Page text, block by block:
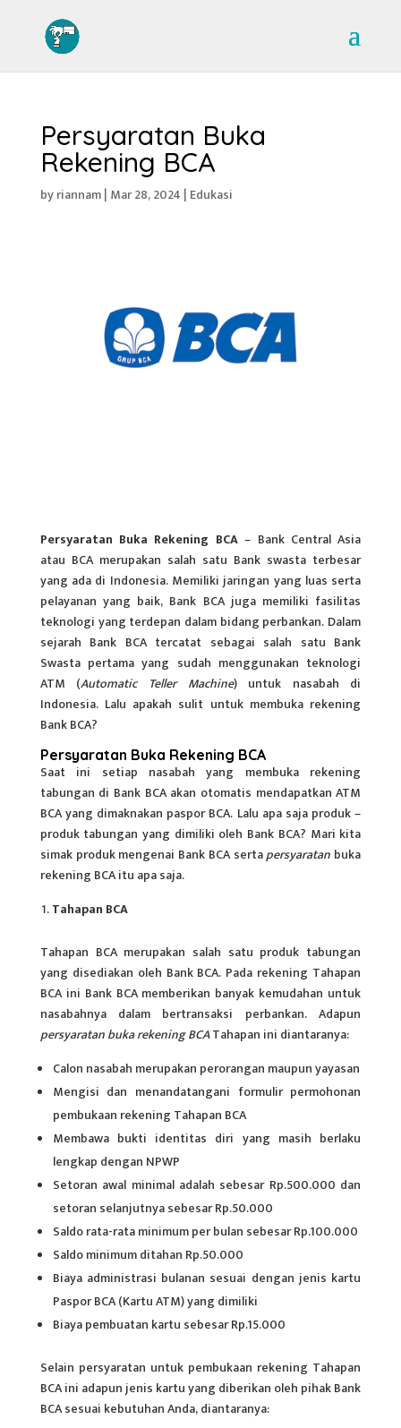
Persyaratan Buka
Rekening BCA
byriannam| Mar 28, 2024 | Edukasi
Persyaratan Buka Rekening BCA– Bank Central Asia
atau BCA merupakan salah satu Bank swasta terbesar
yang ada di Indonesia. Memiliki jaringan yang luas serta
pelayanan yang baik, Bank BCA juga memiliki fasilitas
teknologi yang terdepan dalam bidang perbankan. Dalam
sejarah Bank BCA tercatat sebagai salah satu Bank
Swasta pertama yang sudah menggunakan teknologi
ATM (Automatic Teller Machine) untuk nasabah di
Indonesia. Lalu apakah sulit untuk membuka rekening
Bank BCA?
Persyaratan Buka Rekening BCA
Saat ini setiap nasabah yang membuka rekening
tabungan di Bank BCA akan otomatis mendapatkan ATM
BCA yang dimaknakan paspor BCA. Lalu apa saja produk –
produk tabungan yang dimiliki oleh Bank BCA? Mari kita
simak produk mengenai Bank BCA sertapersyaratan buka
rekening BCAitu apa saja.
Tahapan BCA
Tahapan BCA merupakan salah satu produk tabungan
yang disediakan oleh Bank BCA. Pada rekening Tahapan
BCA ini Bank BCA memberikan banyak kemudahan untuk
nasabahnya dalam bertransaksi perbankan. Adapun
persyaratan buka rekening BCATahapan ini diantaranya:
Calon nasabah merupakan perorangan maupun yayasan
Mengisi dan menandatangani formulir permohonan
pembukaan rekening Tahapan BCA
Membawa bukti identitas diri yang masih berlaku
lengkap dengan NPWP
Setoran awal minimal adalah sebesar Rp.500.000 dan
setoran selanjutnya sebesar Rp.50.000
Saldo rata-rata minimum per bulan sebesar Rp.100.000
Saldo minimum ditahan Rp.50.000
Biaya administrasi bulanan sesuai dengan jenis kartu
Paspor BCA (Kartu ATM) yang dimiliki
Biaya pembuatan kartu sebesar Rp.15.000
Selain persyaratan untuk pembukaan rekening Tahapan
BCA ini adapun jenis kartu yang diberikan oleh pihak Bank
BCA sesuai kebutuhan Anda, diantaranya: